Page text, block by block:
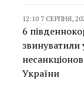
12:10 7 СЕРПНЯ,
6
звинуватили
України